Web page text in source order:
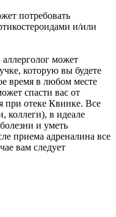
потребовать
и/или
аллерголог может
которую вы будете
время в любом месте
спасти вас от
при отеке Квинке. Все
коллеги), в идеале
и уметь
приема адреналина все
вам следует